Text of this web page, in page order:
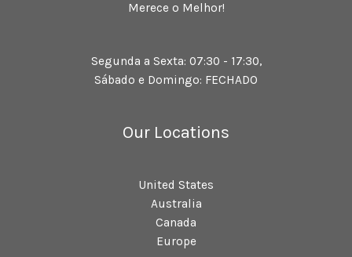
Merece o Melhor!
Segunda a Sexta: 07:30 - 17:30,
Sábado e Domingo: FECHADO
Our Locations
United States
Australia
Canada
Europe